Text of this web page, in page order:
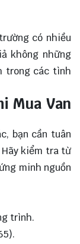
có nhiều
không những
trong các tình
Mua Van
bạn cần tuân
kiểm tra từ
minh nguồn
trình.